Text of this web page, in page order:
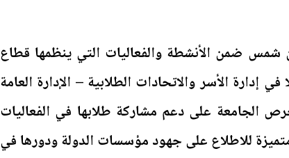
ضمن الأنشطة والفعاليات التي ينظمها قطاع
إدارة الأسر والاتحادات الطلابية – الإدارة العامة
الجامعة على دعم مشاركة طلابها في الفعاليات
للاطلاع على جهود مؤسسات الدولة ودورها في